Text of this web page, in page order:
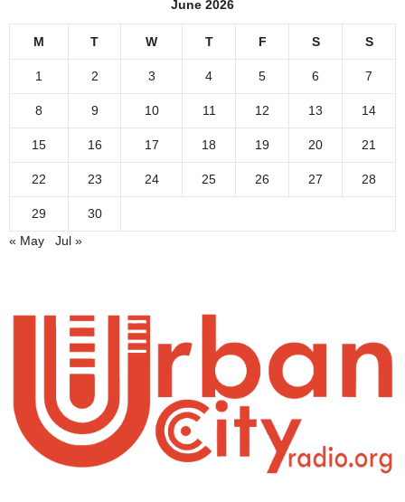
June 2026
M T W T F S S
1 2 3 4 5 6 7
8 9 10 11 12 13 14
15 16 17 18 19 20 21
22 23 24 25 26 27 28
29
30
« May
Jul »